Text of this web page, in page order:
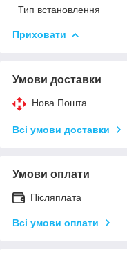
Тип встановлення
Приховати
Умови доставки
Нова Пошта
Всі умови доставки
Умови оплати
Післяплата
Всі умови оплати